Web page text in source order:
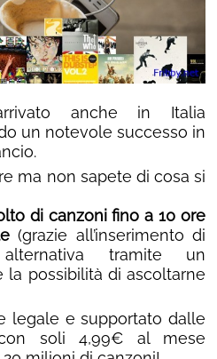
anche in Italia
un notevole successo in
ma non sapete di cosa si
di canzoni fino a 10 ore
(grazie all’inserimento di
tramite un
possibilità di ascoltarne
legale e supportato dalle
soli 4,99€ al mese